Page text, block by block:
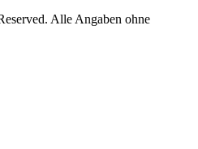
Alle Angaben ohne